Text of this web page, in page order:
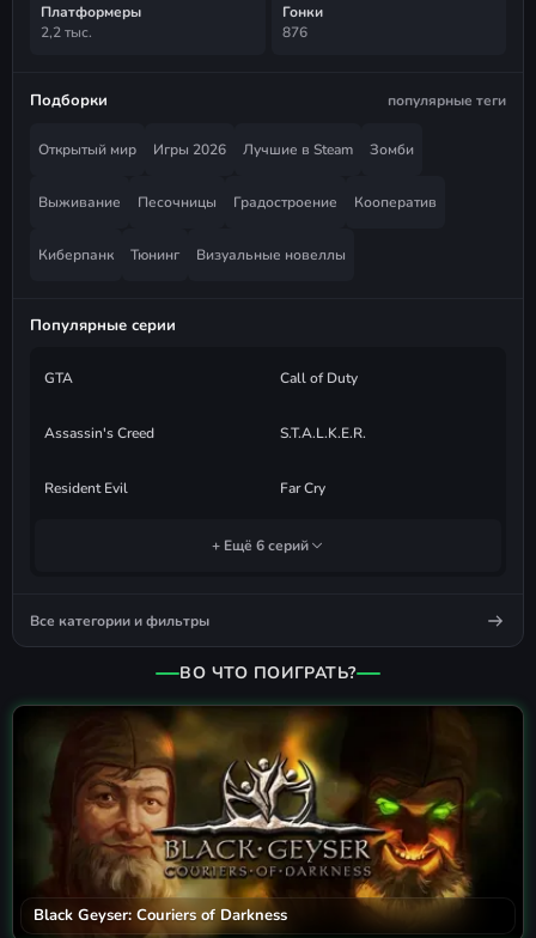
Платформеры
2,2 тыс.
Гонки
876
Подборки популярные теги
Открытый мир Игры 2026 Лучшие в Steam Зомби
Выживание Песочницы Градостроение Кооператив
Киберпанк Тюнинг Визуальные новеллы
Популярные серии
GTA Call of Duty
Assassin's Creed S.T.A.L.K.E.R.
Resident Evil Far Cry
+ Ещё 6 серий
Все категории и фильтры
ВО ЧТО ПОИГРАТЬ?
Black Geyser: Couriers of Darkness